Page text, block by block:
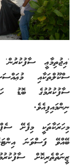
'އިޖުތިމާޢީ
ސްކޫލްތަކާއި
ސާފުކުރުމުގެ ބޮޑު
ނިންމައިފިއެވެ.
ބޭއްވޭ ފަސްވަނަ
ޒީނަތްތެރިކޮށް